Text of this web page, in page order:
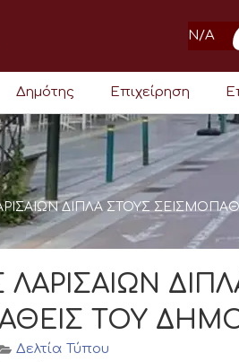
N/A
Δημότης Επιχείρηση
ΔΙΠΛΑ ΣΤΟΥΣ
ΤΟΥ
Δελτία Τύπου